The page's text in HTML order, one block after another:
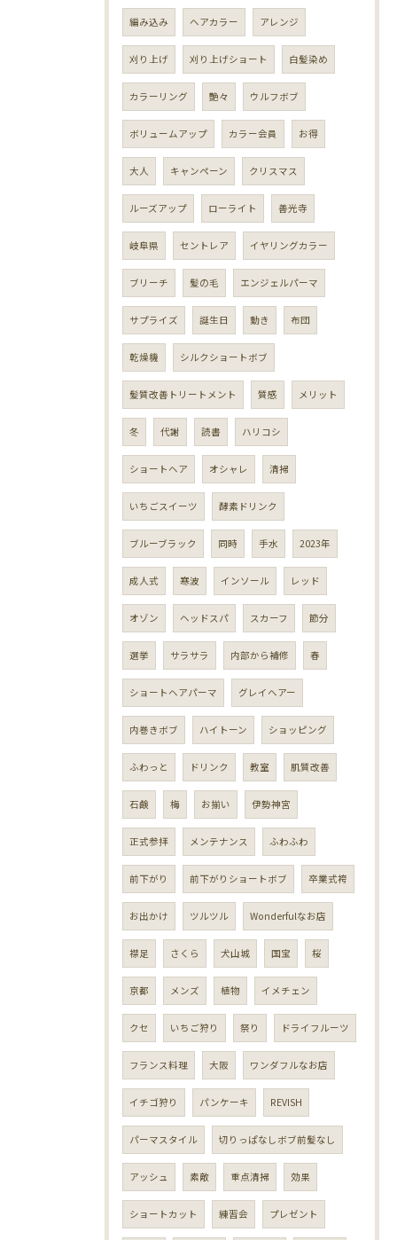
編み込み ヘアカラー アレンジ
刈り上げ 刈り上げショート 白髪染め
カラーリング 艶々 ウルフボブ
ボリュームアップ カラー会員 お得
大人 キャンペーン クリスマス
ルーズアップ ローライト 善光寺
岐阜県 セントレア イヤリングカラー
ブリーチ 髪の毛 エンジェルパーマ
サプライズ 誕生日 動き 布団
乾燥機 シルクショートボブ
髪質改善トリートメント 質感 メリット
冬 代謝 読書 ハリコシ
ショートヘア オシャレ 清掃
いちごスイーツ 酵素ドリンク
ブルーブラック 同時 手水 2023年
成人式 寒波 インソール レッド
オゾン ヘッドスパ スカーフ 節分
選挙 サラサラ 内部から補修 春
ショートヘアパーマ グレイヘアー
内巻きボブ ハイトーン ショッピング
ふわっと ドリンク 教室 肌質改善
石鹸 梅 お揃い 伊勢神宮
正式参拝 メンテナンス ふわふわ
前下がり 前下がりショートボブ 卒業式袴
お出かけ ツルツル Wonderfulなお店
襟足 さくら 犬山城 国宝 桜
京都 メンズ 植物 イメチェン
クセ いちご狩り 祭り ドライフルーツ
フランス料理 大阪 ワンダフルなお店
イチゴ狩り パンケーキ REVISH
パーマスタイル 切りっぱなしボブ前髪なし
アッシュ 素敵 重点清掃 効果
ショートカット 練習会 プレゼント